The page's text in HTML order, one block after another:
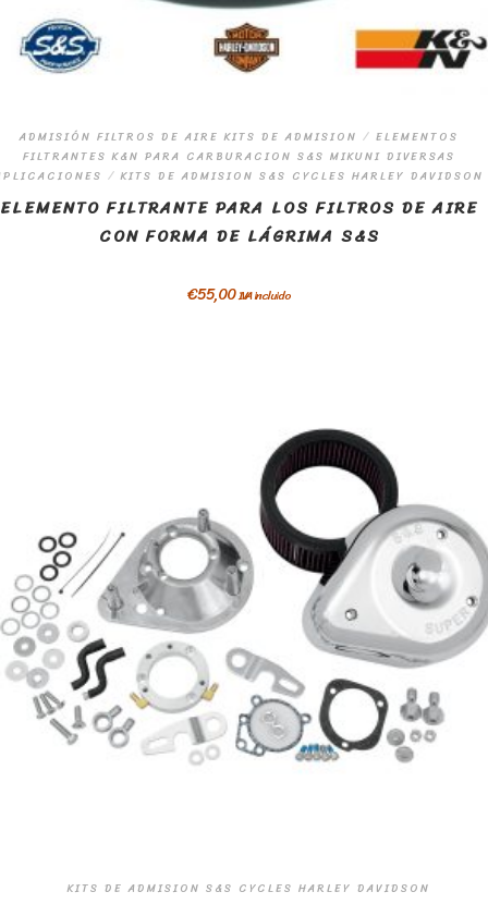
ADMISIÓN FILTROS DE AIRE KITS DE ADMISION / ELEMENTOS
FILTRANTES K&N PARA CARBURACION S&S MIKUNI DIVERSAS
/ KITS DE ADMISION S&S CYCLES HARLEY DAVIDSON
ELEMENTO FILTRANTE PARA LOS FILTROS DE AIRE
CON FORMA DE LÁGRIMA S&S
€55,00IVA incluido
KITS DE ADMISION S&S CYCLES HARLEY DAVIDSON